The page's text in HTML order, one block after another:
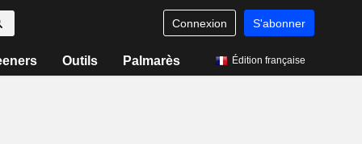
Connexion S'abonner
Outils Palmarès Édition française